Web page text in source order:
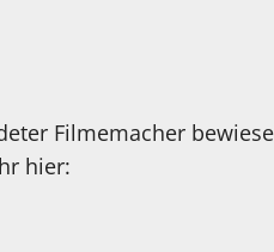
Filmemacher
hier: